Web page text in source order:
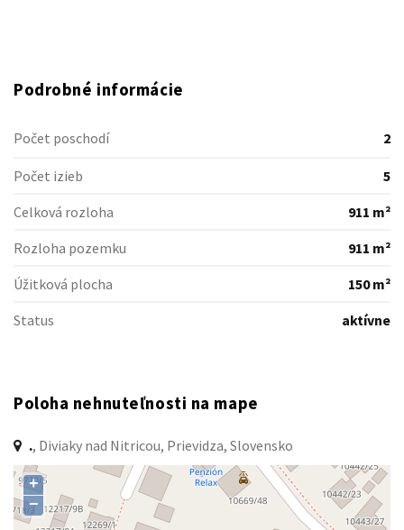
Podrobné informácie
Počet poschodí 2
Počet izieb
5
Celková rozloha
911 m²
Rozloha pozemku
911 m²
Úžitková plocha
150 m²
Status
aktívne
Poloha nehnuteľnosti na mape
., Diviaky nad Nitricou, Prievidza, Slovensko
+
−